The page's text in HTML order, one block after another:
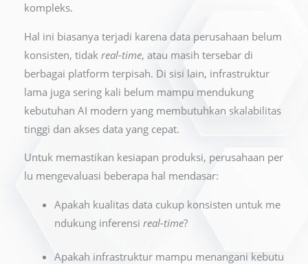
kompleks.
Hal ini biasanya terjadi karena data perusahaan belum
konsisten, tidak real-time, atau masih tersebar di
berbagai platform terpisah. Di sisi lain, infrastruktur
lama juga sering kali belum mampu mendukung
kebutuhan AI modern yang membutuhkan skalabilitas
tinggi dan akses data yang cepat.
Untuk memastikan kesiapan produksi, perusahaan per
lu mengevaluasi beberapa hal mendasar:
Apakah kualitas data cukup konsisten untuk me
ndukung inferensi real-time?
Apakah infrastruktur mampu menangani kebutu